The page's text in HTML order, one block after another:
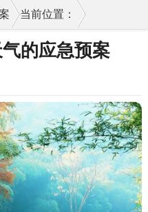
当前位置：
的应急预案